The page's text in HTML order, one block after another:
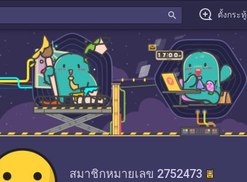
search ตั้งกระทู้
สมาชิกหมายเลข 2752473